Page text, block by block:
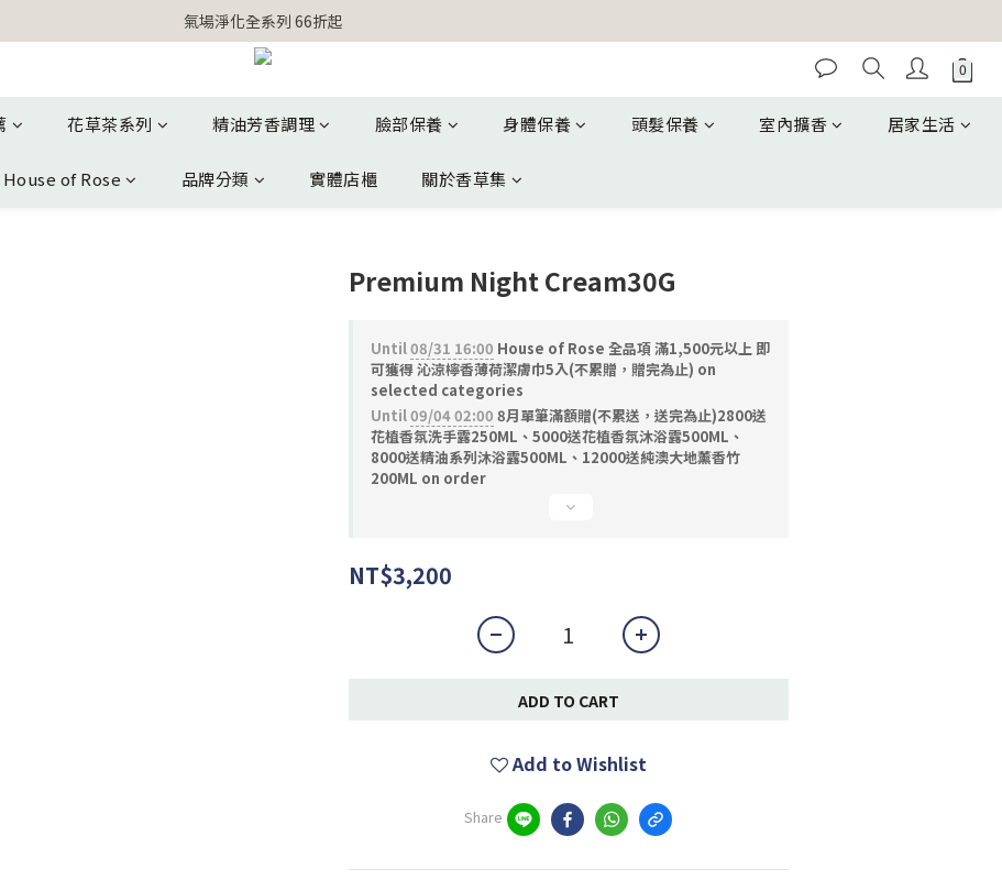
【官網獨家】首次消費 不限金額 即送 香遇熊超人行李吊牌
氣場淨化全系列 66折起
【官網獨家】首次消費 不限金額 即送 香遇熊超人行李吊牌
花草茶系列 精油芳香調理 臉部保養 身體保養 頭髮保養 室內擴香 居家生活
House of Rose 品牌分類 實體店櫃 關於香草集
Premium Night Cream30G
Until08/31 16:00 House of Rose 全品項 滿1,500元以上 即
可獲得 沁涼檸香薄荷潔膚巾5入(不累贈，贈完為止) on
selected categories
Until09/04 02:00 8月單筆滿額贈(不累送，送完為止)2800送
花植香氛洗手露250ML、5000送花植香氛沐浴露500ML、
8000送精油系列沐浴露500ML、12000送純澳大地薰香竹
200ML on order
NT$3,200
ADD TO CART
Add to Wishlist
Share